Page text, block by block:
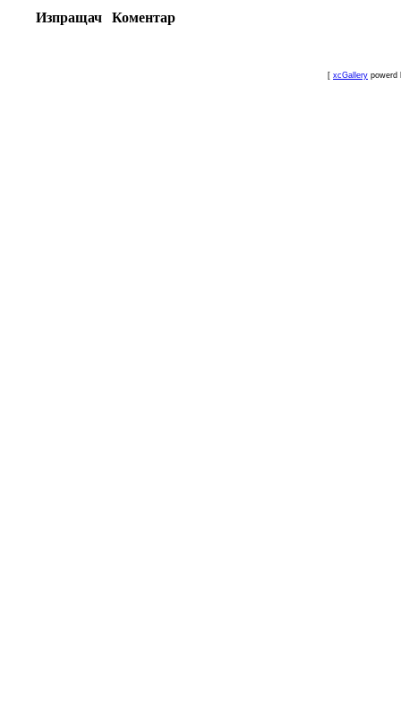
Изпращач Коментар
[ xcGallery